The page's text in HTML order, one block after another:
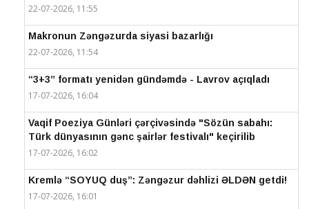
22-07-2026, 11:55
Makronun Zəngəzurda siyasi bazarlığı
22-07-2026, 11:54
“3+3” formatı yenidən gündəmdə - Lavrov açıqladı
17-07-2026, 16:04
Vaqif Poeziya Günləri çərçivəsində "Sözün sabahı:
Türk dünyasının gənc şairlər festivalı" keçirilib
17-07-2026, 16:02
Kremlə “SOYUQ duş”: Zəngəzur dəhlizi ƏLDƏN getdi!
17-07-2026, 16:01